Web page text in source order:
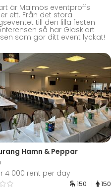
är Malmös eventproffs
ett. Från det stora
till den lilla festen
så har Glasklart
som gör ditt event lyckat!
Hamn & Peppar
4 000 rent per day
150 150